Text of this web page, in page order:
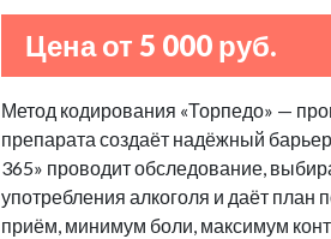
Цена от 5 000 руб.
Метод кодирования «Торпедо» —
препарата создаёт надёжный
365» проводит обследование,
употребления алкоголя и даёт
приём, минимум боли, максимум